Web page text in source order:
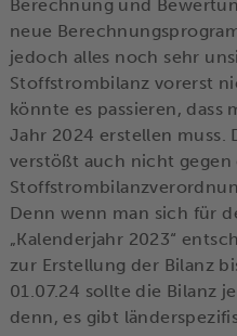
Berechnung und
neue
jedoch alles noch sehr
Stoffstrombilanz vorerst
könnte es passieren, dass
Jahr 2024 erstellen muss.
verstößt auch nicht
Denn wenn man sich für
„Kalenderjahr 2023“
zur Erstellung der Bilanz
01.07.24 sollte die Bilanz
denn, es gibt